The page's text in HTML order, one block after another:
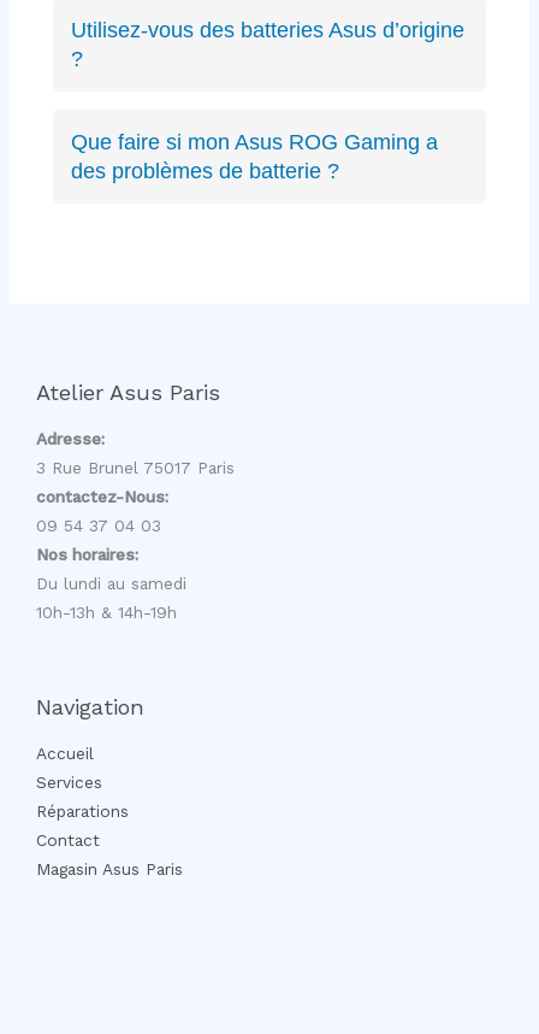
Zephyrus, TUF Gaming, ExpertBook, ProArt,
récents ou anciens. Expertise complète sur
Utilisez-vous des batteries Asus d’origine
?
équivalents certifiés aux mêmes spécifications
techniques et de qualité équivalente.
Que faire si mon Asus ROG Gaming a
des problèmes de batterie ?
Atelier Asus Paris
Adresse:
3 Rue Brunel 75017 Paris
contactez-Nous:
09 54 37 04 03
Nos horaires:
Du lundi au samedi
10h-13h & 14h-19h
Navigation
Accueil
Services
Réparations
Contact
Magasin Asus Paris